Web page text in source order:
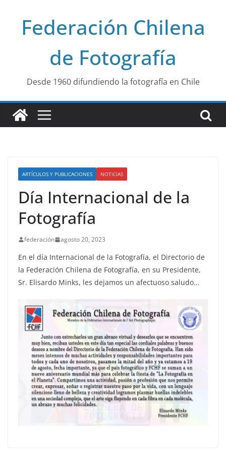
contenidoFederación Chilena
de Fotografía
Desde 1960 difundiendo la fotografía en Chile
ARTÍCULOS Y PUBLICACIONES NOTICIAS
Día Internacional de la
Fotografía
federación agosto 20, 2023
En el día Internacional de la Fotografía, el Directorio de
la Federación Chilena de Fotografía, en su Presidente,
Sr. Elisardo Minks, les dejamos un afectuoso saludo…